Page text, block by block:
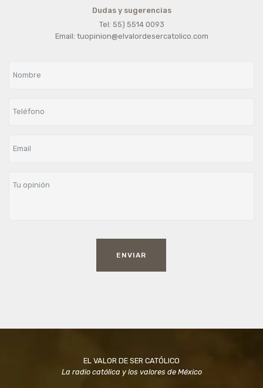
Dudas y sugerencias
Tel: 55) 5514 0093
Email: tuopinion@elvalordesercatolico.com
ENVIAR
EL VALOR DE SER CATÓLICO
La radio católica y los valores de México